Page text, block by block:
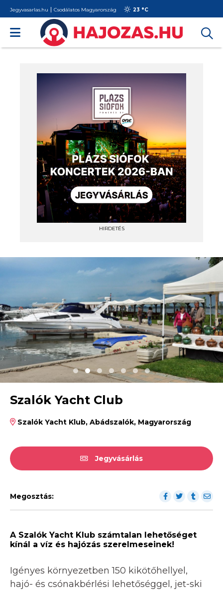
Jegyvasarlas.hu Csodálatos Magyarország 23 °C
HIRDETÉS
Szalók Yacht Club
Szalók Yacht Klub, Abádszalók, Magyarország
Jegyvásárlás
Megosztás:
A Szalók Yacht Klub számtalan lehetőséget
kínál a víz és hajózás szerelmeseinek!
Igényes környezetben 150 kikötőhellyel,
hajó- és csónakbérlési lehetőséggel, jet-ski